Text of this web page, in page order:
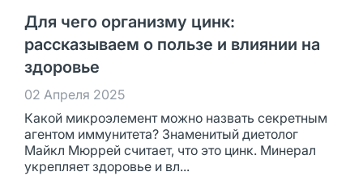
Для чего организму цинк:
рассказываем о пользе и влиянии на
здоровье
02 Апреля 2025
Какой микроэлемент можно назвать секретным
агентом иммунитета? Знаменитый диетолог
Майкл Мюррей считает, что это цинк. Минерал
укрепляет здоровье и вл...